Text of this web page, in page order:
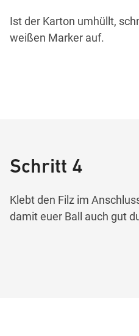
Ist der Karton umhüllt,
weißen Marker auf.
Schritt 4
Klebt den Filz im
damit euer Ball auch gut